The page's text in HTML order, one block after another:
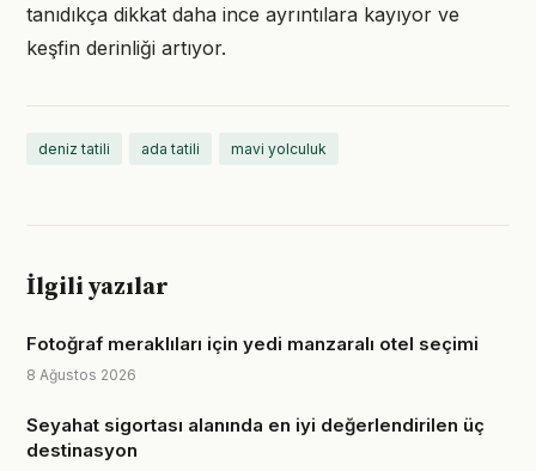
tanıdıkça dikkat daha ince ayrıntılara kayıyor ve
keşfin derinliği artıyor.
deniz tatili ada tatili mavi yolculuk
İlgili yazılar
Fotoğraf meraklıları için yedi manzaralı otel seçimi
8 Ağustos 2026
Seyahat sigortası alanında en iyi değerlendirilen üç
destinasyon